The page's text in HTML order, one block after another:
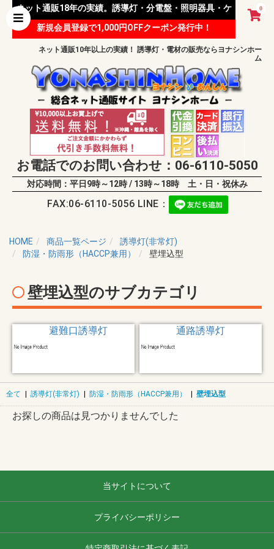
0
ネット通販18年の実績。誘導灯・分電盤・照明器具・ケ
ーブル等 様々な資材を取り扱っています。
新規会員登録で1,000円OFFクーポン発行中！
ネット通販10年以上の実績！ 誘導灯・電材の販売ならヨナシンホー
ム
お電話でのお問い合わせ：06-6110-5050
対応時間：平日9時～12時 / 13時～18時 土・日・祝休み
FAX:06-6110-5056 LINE：
HOME 商品一覧ページ
誘導灯(非常灯)
防湿・防雨形（HACCP兼用）
壁埋込型
壁埋込型のサブカテゴリ
避難口誘導灯 通路誘導灯
全て | 誘導灯(非常灯) | 防湿・防雨形（HACCP兼用） | 壁埋込型
お探しの商品は見つかりませんでした
当サイトについて
プライバシーポリシー